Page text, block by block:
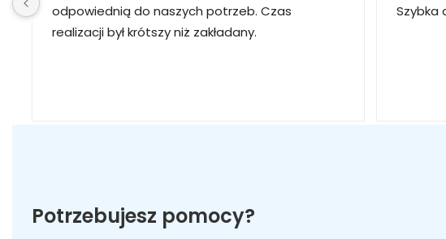
odpowiednią do naszych potrzeb. Czas
realizacji był krótszy niż zakładany.
Szybka
Potrzebujesz pomocy?